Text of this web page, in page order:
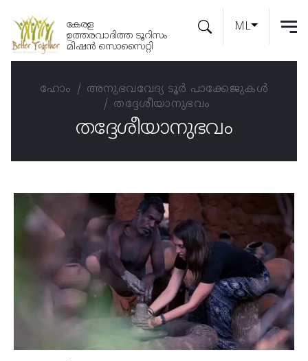
കേരള
ഉത്തരവാദിത്ത ടൂറിസം
മിഷൻ സൊസൈറ്റി
ML
ഹോം
അനുഭവവേദ്യ ടൂര്‍ പാക്കേജുകള്‍
തദ്ദേശീയാനുഭവം
തദ്ദേശീയാനുഭവം